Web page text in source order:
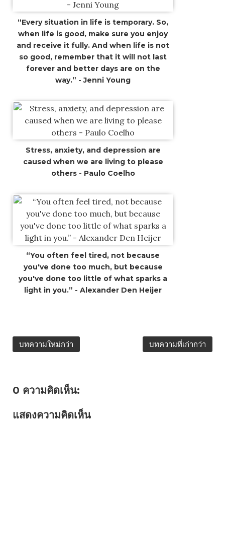
“Every situation in life is temporary. So,
when life is good, make sure you enjoy
and receive it fully. And when life is not
so good, remember that it will not last
forever and better days are on the
way.” - Jenni Young
Stress, anxiety, and depression are
caused when we are living to please
others - Paulo Coelho
“You often feel tired, not because
you've done too much, but because
you've done too little of what sparks a
light in you.” - Alexander Den Heijer
บทความใหม่กว่า บทความที่เก่ากว่า
0 ความคิดเห็น:
แสดงความคิดเห็น